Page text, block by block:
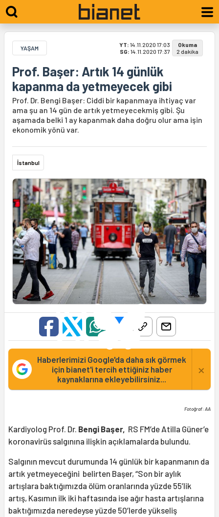
YAŞAM YT: 14.11.2020 17:03
SG: 14.11.2020 17:37
Okuma
2 dakika
Prof. Başer: Artık 14 günlük
kapanma da yetmeyecek gibi
Prof. Dr. Bengi Başer: Ciddi bir kapanmaya ihtiyaç var
ama şu an 14 gün de artık yetmeyecekmiş gibi. Şu
aşamada belki 1 ay kapanmak daha doğru olur ama işin
ekonomik yönü var.
İstanbul
Haberlerimizi Google'da daha sık görmek
için bianet'i tercih ettiğiniz haber
kaynaklarına ekleyebilirsiniz...
×
Fotoğraf: AA
Kardiyolog Prof. Dr. Bengi Başer, RS FM’de Atilla Güner’e
koronavirüs salgınına ilişkin açıklamalarda bulundu.
Salgının mevcut durumunda 14 günlük bir kapanmanın da
artık yetmeyeceğini belirten Başer, “Son bir aylık
artışlara baktığımızda ölüm oranlarında yüzde 55’lik
artış, Kasımın ilk iki haftasında ise ağır hasta artışlarına
baktığımızda neredeyse yüzde 50’lerde yükseliş